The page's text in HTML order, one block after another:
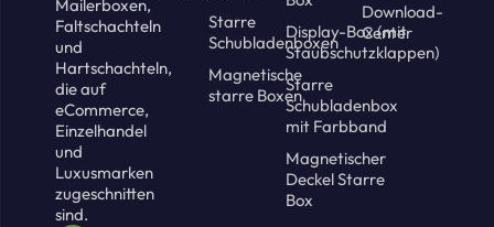
Mailerboxen,
Faltschachteln
und
Hartschachteln,
die auf
eCommerce,
Einzelhandel
und
Luxusmarken
zugeschnitten
sind.
Starre
Schubladenboxen
Magnetische
starre Boxen
Display-Box (mit
Staubschutzklappen)
Starre
Schubladenbox
mit Farbband
Magnetischer
Deckel Starre
Box
Download-
Center